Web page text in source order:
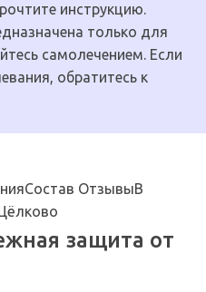
инструкцию.
только для
самолечением. Если
обратитесь к
Состав ОтзывыВ
защита от